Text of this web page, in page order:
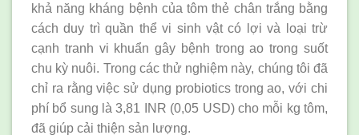
khả năng kháng bệnh của tôm thẻ chân trắng bằng
cách duy trì quần thể vi sinh vật có lợi và loại trừ
cạnh tranh vi khuẩn gây bệnh trong ao trong suốt
chu kỳ nuôi. Trong các thử nghiệm này, chúng tôi đã
chỉ ra rằng việc sử dụng probiotics trong ao, với chi
phí bổ sung là 3,81 INR (0,05 USD) cho mỗi kg tôm,
đã giúp cải thiện sản lượng.